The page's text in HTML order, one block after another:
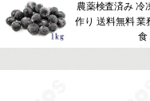
農薬検査済み 冷
作り 送料無料 業
食